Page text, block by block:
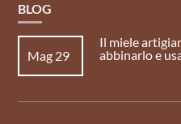
BLOG
Il miele
abbinarlo e
Mag 29